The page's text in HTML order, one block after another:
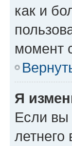
как и
момент
Я
Если вы